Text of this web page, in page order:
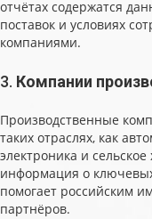
отчётах содержатся
поставок и условиях
компаниями.
3. Компании
Производственные
таких отраслях, как
электроника и
информация о
помогает российским
партнёров.